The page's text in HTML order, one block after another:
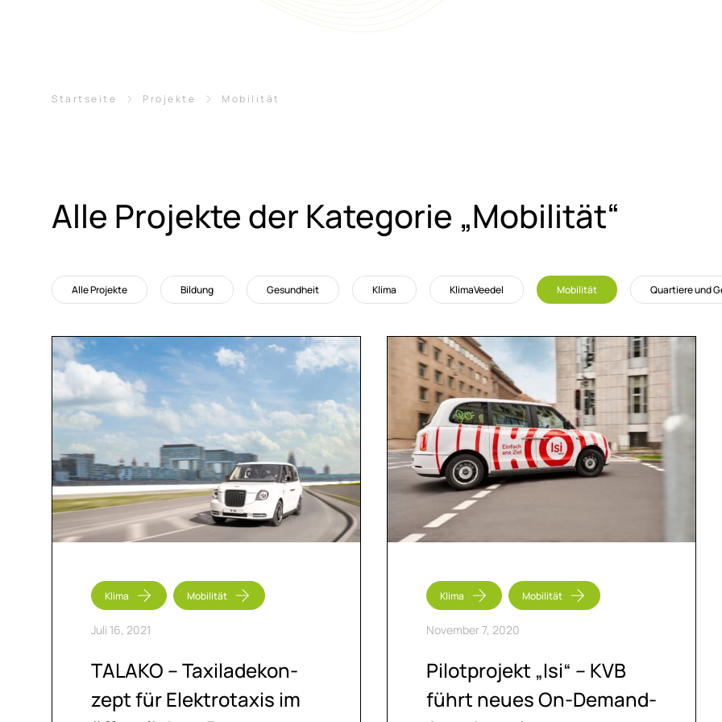
Startseite Projekte Mobilität
Alle Pro­jek­te der Ka­te­go­rie „Mo­bi­li­tät“
Alle Projekte Bildung Gesundheit Klima KlimaVeedel Mobilität Quartiere und
Klima Mobilität
Juli 16, 2021
TALA­KO – Ta­xi­la­de­kon­
zept für Elek­tro­ta­xis im
Klima Mobilität
November 7, 2020
Pi­lot­pro­jekt „Isi“ – KVB
führt neu­es On-De­mand-